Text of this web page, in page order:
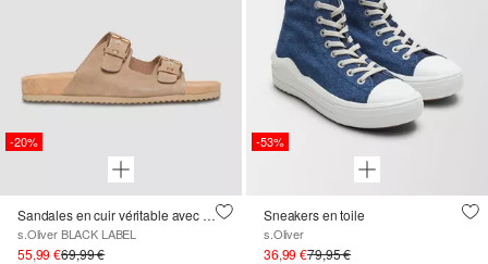
-20%
Sandales en cuir véritable avec détails décoratifs
s.Oliver BLACK LABEL
55,99 €69,99 €
-53%
Sneakers en toile
s.Oliver
36,99 €79,95 €